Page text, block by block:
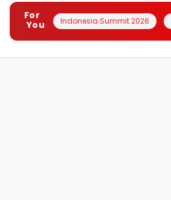
For
You
Indonesia Summit 2026